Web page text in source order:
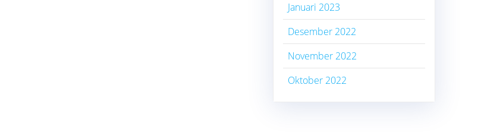
Januari 2023
Desember 2022
November 2022
Oktober 2022